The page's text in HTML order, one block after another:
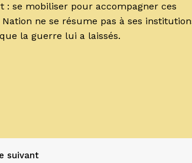
se mobiliser pour accompagner ces
ne se résume pas à ses
la guerre lui a laissés.
suivant